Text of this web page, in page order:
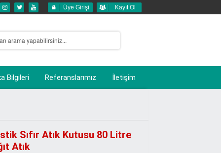
Üye Girişi Kayıt Ol
Bilgileri Referanslarımız İletişim
Sıfır Atık Kutusu 80 Litre
Atık